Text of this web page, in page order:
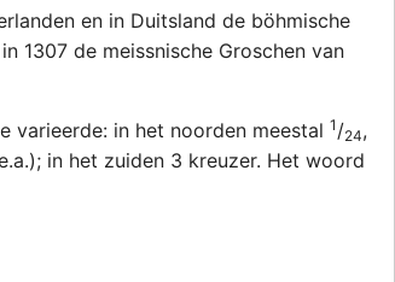
en in Duitsland de böhmische
1307 de meissnische Groschen van
varieerde: in het noorden meestal1 /24,
in het zuiden 3 kreuzer. Het woord